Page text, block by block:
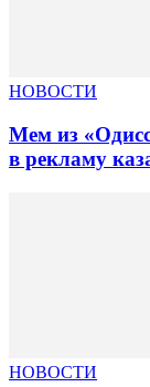
НОВОСТИ
Мем из
в рекламу
НОВОСТИ